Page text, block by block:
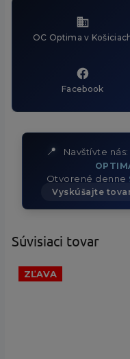
OC Optima v
Facebook
📍 Navštívte nás:
Otvorené denne
Vyskúšajte
Súvisiaci tovar
ZĽAVA